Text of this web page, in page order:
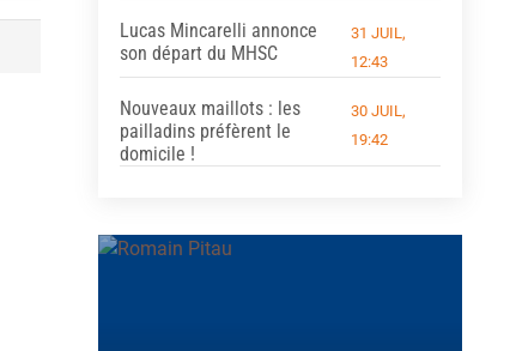
Lucas Mincarelli annonce
son départ du MHSC
31 JUIL,
12:43
Nouveaux maillots : les
pailladins préfèrent le
domicile !
30 JUIL,
19:42